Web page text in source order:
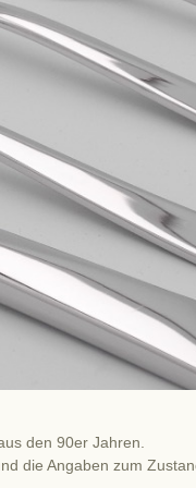
den 90er Jahren.
die Angaben zum